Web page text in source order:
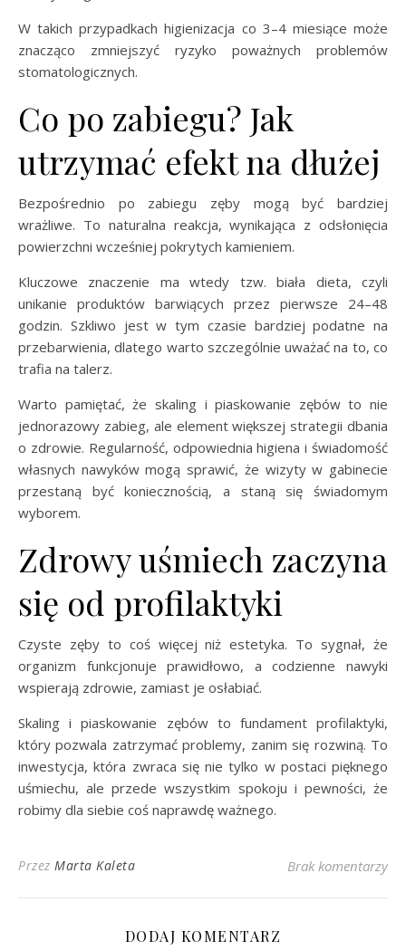
W takich przypadkach higienizacja co 3–4 miesiące może
znacząco zmniejszyć ryzyko poważnych problemów
stomatologicznych.
Co po zabiegu? Jak
utrzymać efekt na dłużej
Bezpośrednio po zabiegu zęby mogą być bardziej
wrażliwe. To naturalna reakcja, wynikająca z odsłonięcia
powierzchni wcześniej pokrytych kamieniem.
Kluczowe znaczenie ma wtedy tzw. biała dieta, czyli
unikanie produktów barwiących przez pierwsze 24–48
godzin. Szkliwo jest w tym czasie bardziej podatne na
przebarwienia, dlatego warto szczególnie uważać na to, co
trafia na talerz.
Warto pamiętać, że skaling i piaskowanie zębów to nie
jednorazowy zabieg, ale element większej strategii dbania
o zdrowie. Regularność, odpowiednia higiena i świadomość
własnych nawyków mogą sprawić, że wizyty w gabinecie
przestaną być koniecznością, a staną się świadomym
wyborem.
Zdrowy uśmiech zaczyna
się od profilaktyki
Czyste zęby to coś więcej niż estetyka. To sygnał, że
organizm funkcjonuje prawidłowo, a codzienne nawyki
wspierają zdrowie, zamiast je osłabiać.
Skaling i piaskowanie zębów to fundament profilaktyki,
który pozwala zatrzymać problemy, zanim się rozwiną. To
inwestycja, która zwraca się nie tylko w postaci pięknego
uśmiechu, ale przede wszystkim spokoju i pewności, że
robimy dla siebie coś naprawdę ważnego.
Przez Marta Kaleta Brak komentarzy
DODAJ KOMENTARZ